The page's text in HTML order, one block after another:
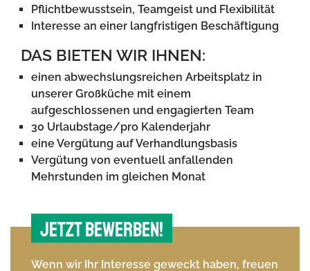
Pflichtbewusstsein, Teamgeist und Flexibilität
Interesse an einer langfristigen Beschäftigung
DAS BIETEN WIR IHNEN:
einen abwechslungsreichen Arbeitsplatz in
unserer Großküche mit einem
aufgeschlossenen und engagierten Team
30 Urlaubstage/pro Kalenderjahr
eine Vergütung auf Verhandlungsbasis
Vergütung von eventuell anfallenden
Mehrstunden im gleichen Monat
Jetzt bewerben!
Wenn wir Ihr Interesse geweckt haben, freuen